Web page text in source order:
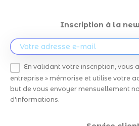
Inscription à la
En validant votre inscription, vous
entreprise » mémorise et utilise votre
but de vous envoyer mensuellement
d'informations.